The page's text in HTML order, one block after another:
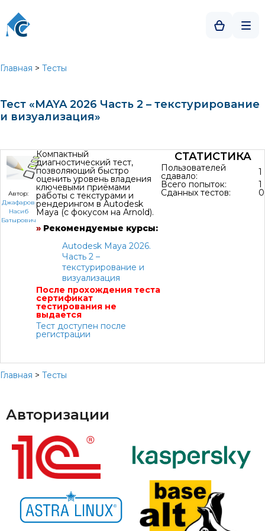
Главная > Тесты
Тест «MAYA 2026 Часть 2 – текстурирование
и визуализация»
Автор:
Джафаров
Насиб
Батырович
Компактный
диагностический тест,
позволяющий быстро
оценить уровень владения
ключевыми приёмами
работы с текстурами и
рендерингом в Autodesk
Maya (с фокусом на Arnold).
» Рекомендуемые курсы:
Autodesk Maya 2026.
Часть 2 –
текстурирование и
визуализация
После прохождения теста
сертификат
тестирования не
выдается
Тест доступен после
регистрации
СТАТИСТИКА
Пользователей
сдавало:
1
Всего попыток:
1
Сданных тестов: 0
Главная > Тесты
Авторизации